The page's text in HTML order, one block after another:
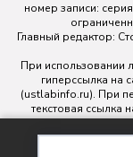
номер записи:
Главный редактор:
При использовании
гиперссылка на
(ustlabinfo.ru). При
текстовая ссылка
Использование
разрешения